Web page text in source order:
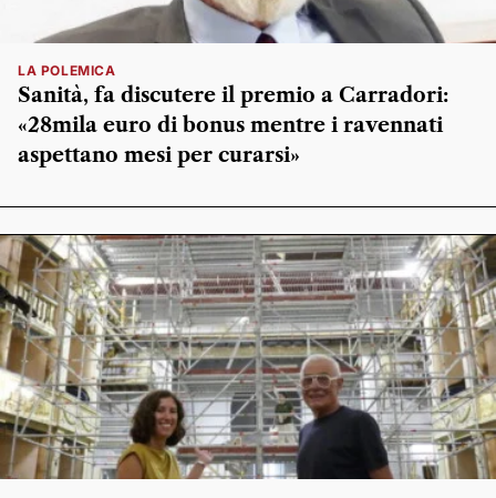
LA POLEMICA
Sanità, fa discutere il premio a Carradori:
«28mila euro di bonus mentre i ravennati
aspettano mesi per curarsi»